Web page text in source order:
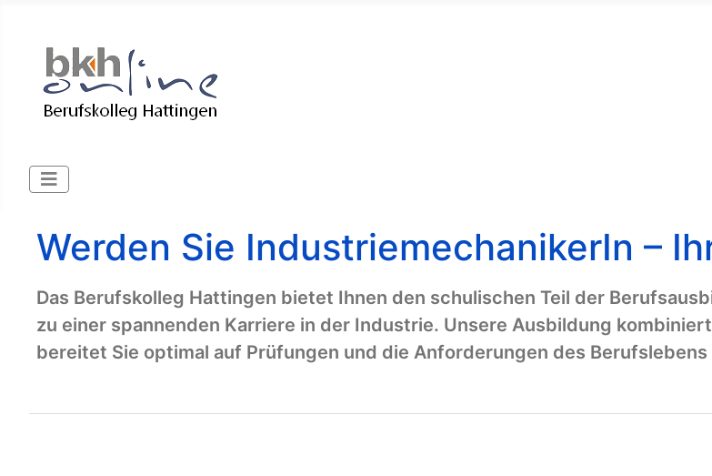
Werden Sie IndustriemechanikerIn –
Das Berufskolleg Hattingen bietet Ihnen den schulischen Teil der
zu einer spannenden Karriere in der Industrie. Unsere Ausbildung
bereitet Sie optimal auf Prüfungen und die Anforderungen des Berufslebens